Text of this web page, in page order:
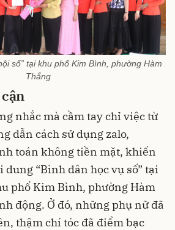
số” tại khu phố Kim Bình, phường Hàm
Thắng
nhắc mà cầm tay chỉ việc từ
dẫn cách sử dụng zalo,
toán không tiền mặt, khiến
“Bình dân học vụ số” tại
phố Kim Bình, phường Hàm
động. Ở đó, những phụ nữ đã
thậm chí tóc đã điểm bạc